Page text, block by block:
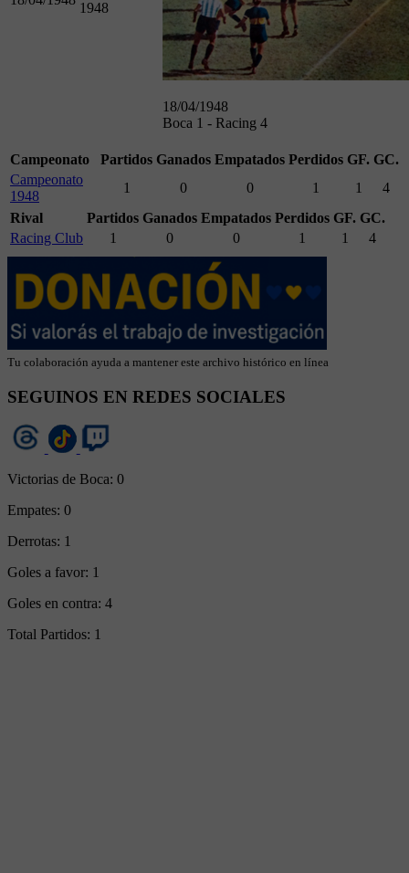
1948
18/04/1948
Boca 1 - Racing 4
Campeonato Partidos Ganados Empatados Perdidos GF. GC.
Campeonato
1948
1 0 0 1 1
4
Rival
Partidos Ganados Empatados Perdidos GF. GC.
Racing Club
1 0 0 1 1 4
Tu colaboración ayuda a mantener este archivo histórico en línea
SEGUINOS EN REDES SOCIALES
Victorias de Boca: 0
Empates: 0
Derrotas: 1
Goles a favor: 1
Goles en contra: 4
Total Partidos: 1